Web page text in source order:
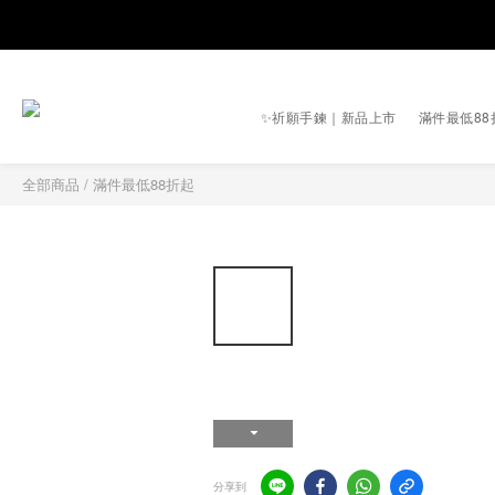
✨祈願手鍊｜新品上市 滿件最低88
全部商品 / 滿件最低88折起
分享到